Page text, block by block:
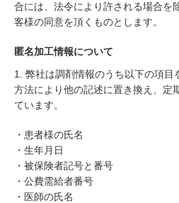
合には、法令により許される場合を
客様の同意を頂くものとします。
匿名加工情報について
1. 弊社は調剤情報のうち以下の項目
方法により他の記述に置き換え、定
ています。
・患者様の氏名
・生年月日
・被保険者記号と番号
・公費需給者番号
・医師の氏名